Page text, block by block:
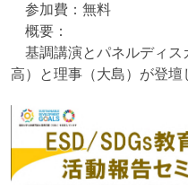
参加費：無料
概要：
基調講演とパネルディス
高）と理事（大島）が登壇